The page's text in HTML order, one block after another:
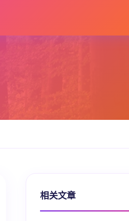
相关文章